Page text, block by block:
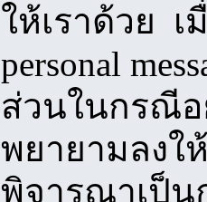
ให้เราด้วย
personal
ส่วนในกรณีอ
พยายามลงใ
พิจารณาเป็น